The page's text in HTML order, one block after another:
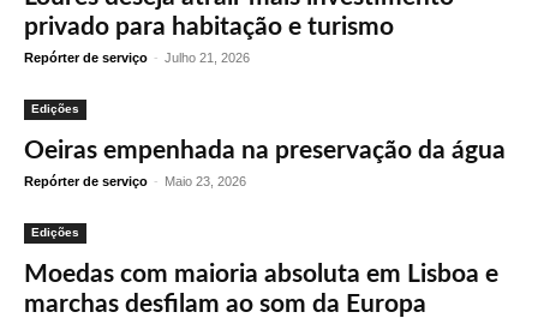
privado para habitação e turismo
Repórter de serviço - Julho 21, 2026
Edições
Oeiras empenhada na preservação da água
Repórter de serviço - Maio 23, 2026
Edições
Moedas com maioria absoluta em Lisboa e
marchas desfilam ao som da Europa